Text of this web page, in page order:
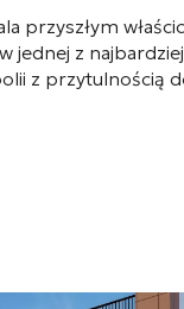
przyszłym
jednej z
z przytulnością